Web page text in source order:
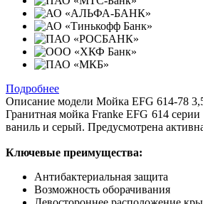
Подробнее
Описание модели Мойка EFG 614-78
Гранитная мойка Franke EFG 614
ваниль и серый. Предусмотрена
Ключевые преимущества:
Антибактериальная защита
Возможность оборачивания